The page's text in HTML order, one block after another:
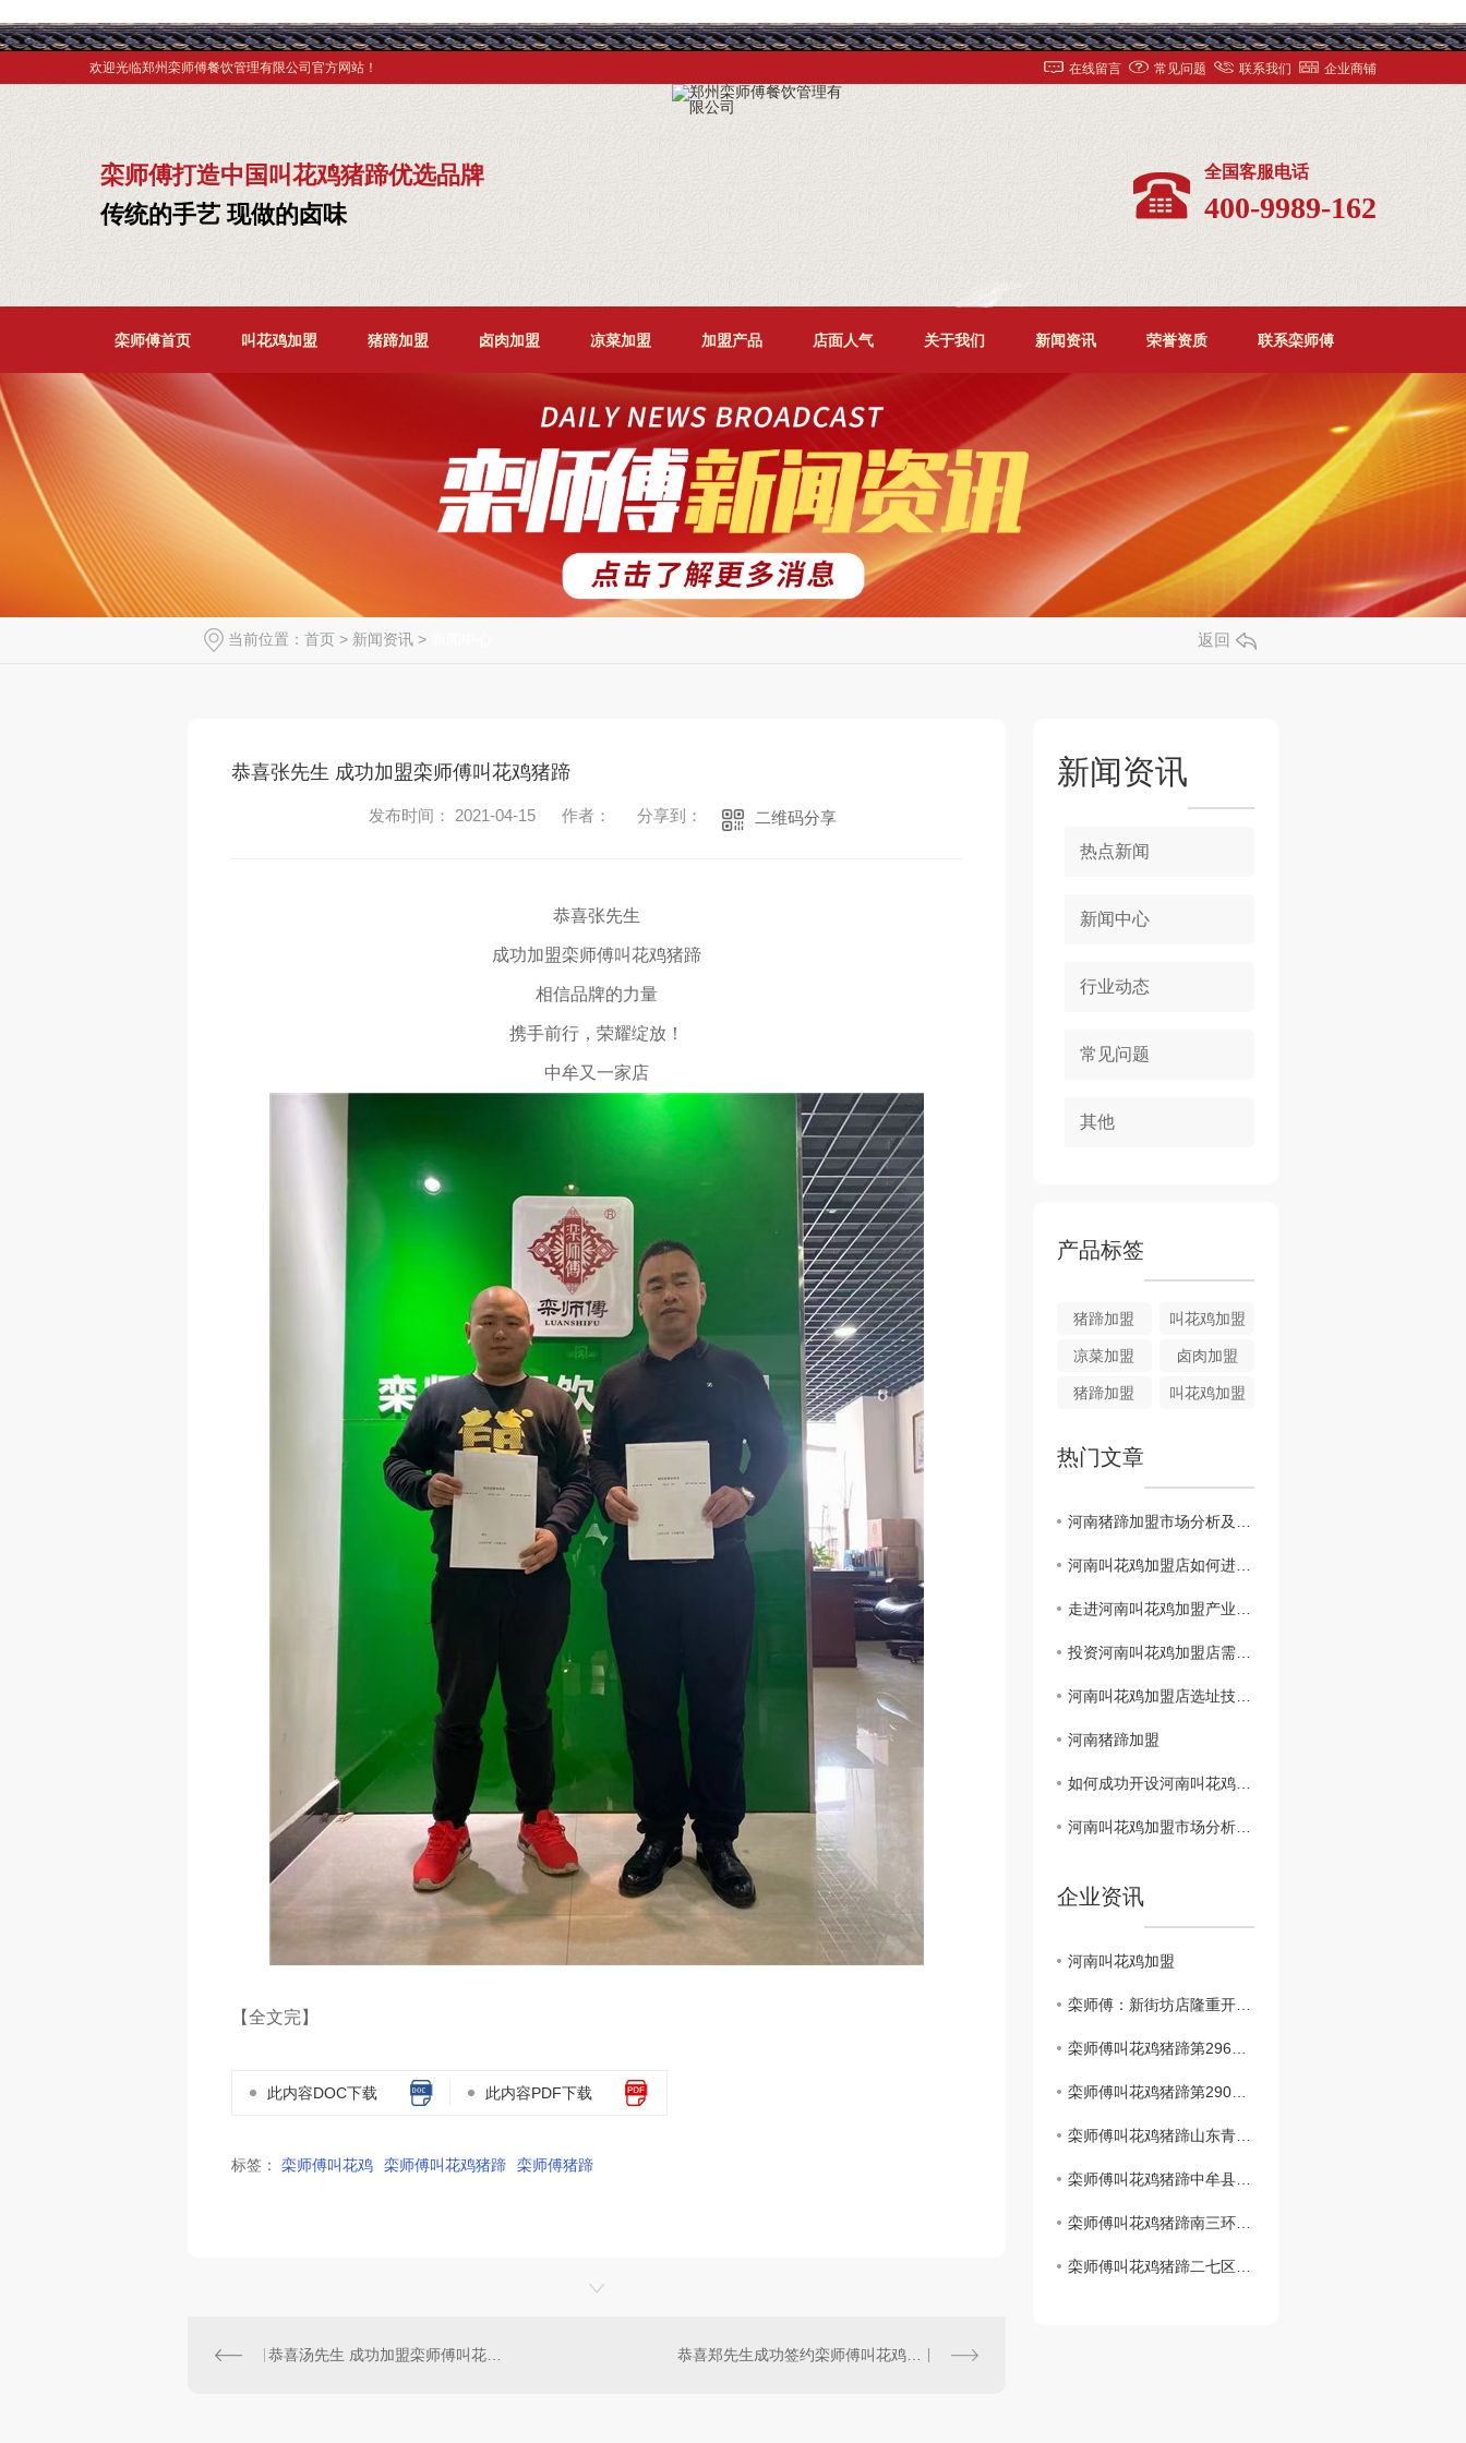
欢迎光临郑州栾师傅餐饮管理有限公司官方网站！ 在线留言 常见问题 联系我们 企业商铺
栾师傅打造中国叫花鸡猪蹄优选品牌
传统的手艺 现做的卤味
全国客服电话
400-9989-162
栾师傅首页 叫花鸡加盟 猪蹄加盟 卤肉加盟 凉菜加盟 加盟产品 店面人气 关于我们 新闻资讯 荣誉资质 联系栾师傅
当前位置： 首页 > 新闻资讯 > 返回
恭喜张先生 成功加盟栾师傅叫花鸡猪蹄
发布时间： 2021-04-15 作者： 分享到： 二维码分享
恭喜张先生
成功加盟栾师傅叫花鸡猪蹄
相信品牌的力量
携手前行，荣耀绽放！
中牟又一家店
【全文完】
此内容DOC下载 此内容PDF下载
标签： 栾师傅叫花鸡 栾师傅叫花鸡猪蹄 栾师傅猪蹄
恭喜汤先生 成功加盟栾师傅叫花鸡猪蹄 相信品牌的力量 携手前行，荣耀绽放！ 恭喜郑先生成功签约栾师傅叫花鸡猪蹄项目
新闻资讯
热点新闻
新闻中心
行业动态
常见问题
其他
产品标签
猪蹄加盟 叫花鸡加盟
凉菜加盟 卤肉加盟
猪蹄加盟 叫花鸡加盟
热门文章
河南猪蹄加盟市场分析及投资前景
河南叫花鸡加盟店如何进行市场推广，提升..度？
走进河南叫花鸡加盟产业，揭秘行业发展趋势
投资河南叫花鸡加盟店需注意的风险和解决方案
河南叫花鸡加盟店选址技巧，关键在哪里？
河南猪蹄加盟
如何成功开设河南叫花鸡加盟店？经验分享
河南叫花鸡加盟市场分析及前景展望
企业资讯
河南叫花鸡加盟
栾师傅：新街坊店隆重开业了
栾师傅叫花鸡猪蹄第296家店..开业！！！
栾师傅叫花鸡猪蹄第290家店..开业！！！
栾师傅叫花鸡猪蹄山东青岛时光里店**盛大开业！！！
栾师傅叫花鸡猪蹄中牟县雁鸣社区店**开业啦
栾师傅叫花鸡猪蹄南三环盛和小区店1月2日盛大开业！
栾师傅叫花鸡猪蹄二七区铭功路店1月2日盛大开业！